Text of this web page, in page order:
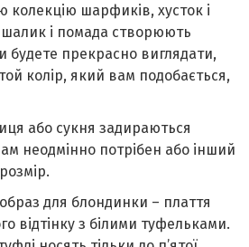
колекцію шарфиків, хусток і
і помада створюють
будете прекрасно виглядати,
колір, який вам подобається,
або сукня задираються
неодмінно потрібен або інший
для блондинки – плаття
відтінку з білими туфельками.